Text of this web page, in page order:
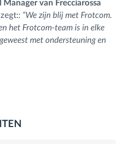
Manager van Frecciarossa
“We zijn blij met Frotcom.
het Frotcom-team is in elke
met ondersteuning en